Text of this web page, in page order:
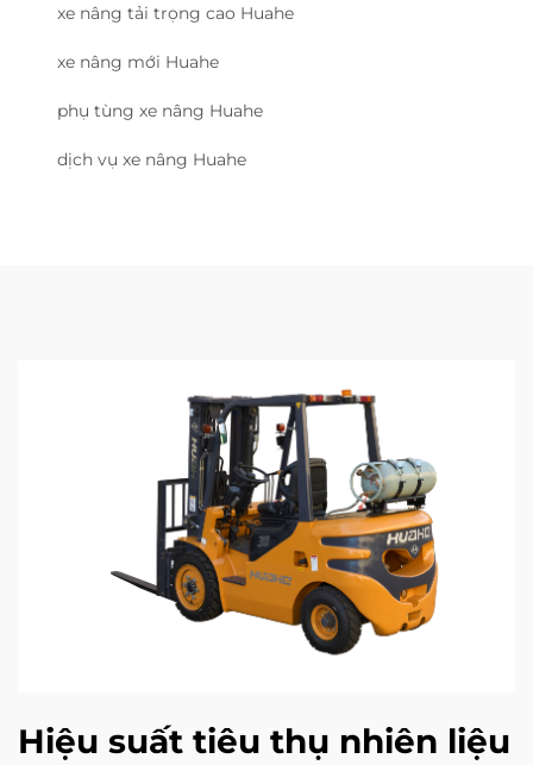
xe nâng tải trọng cao Huahe
xe nâng mới Huahe
phụ tùng xe nâng Huahe
dịch vụ xe nâng Huahe
Hiệu suất tiêu thụ nhiên liệu